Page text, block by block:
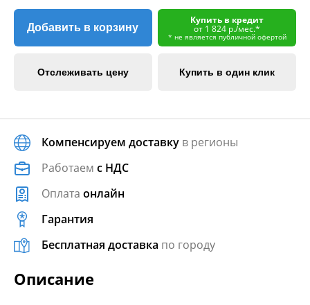
Добавить в корзину
Купить в кредит
от 1 824 р./мес.*
* не является публичной офертой
Отслеживать цену Купить в один клик
Компенсируем доставку в регионы
Работаем с НДС
Оплата онлайн
Гарантия
Бесплатная доставка по городу
Описание